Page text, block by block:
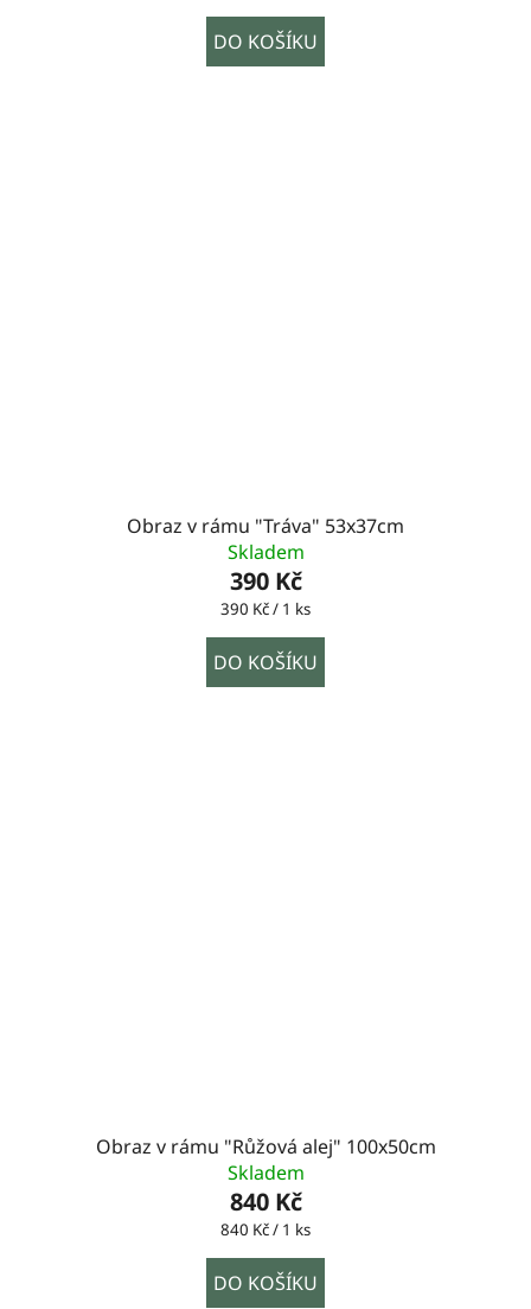
DO KOŠÍKU
Obraz v rámu "Tráva" 53x37cm
Skladem
390 Kč
Měrná
390 Kč / 1 ks
DO KOŠÍKU
Obraz v rámu "Růžová alej" 100x50cm
Skladem
840 Kč
Měrná
840 Kč / 1 ks
DO KOŠÍKU